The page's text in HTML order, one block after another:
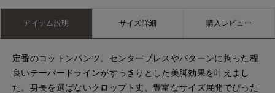
アイテム説明 サイズ詳細 購入レビュー
定番のコットンパンツ。センタープレスやパターンに拘った程
良いテーパードラインがすっきりとした美脚効果を叶えまし
た。身長を選ばないクロップト丈、豊富なサイズ展開でぴった